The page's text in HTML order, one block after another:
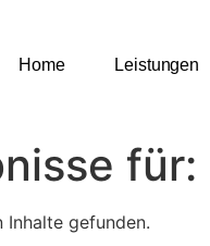
Home Leistungen
für:
Inhalte gefunden.